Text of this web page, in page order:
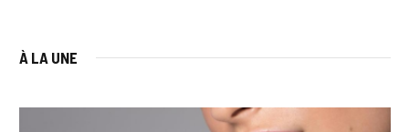
À LA UNE